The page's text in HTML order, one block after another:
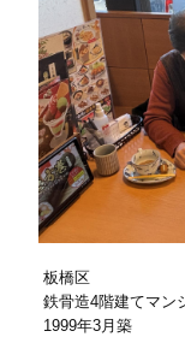
板橋区
鉄骨造4階建てマン
1999年3月築